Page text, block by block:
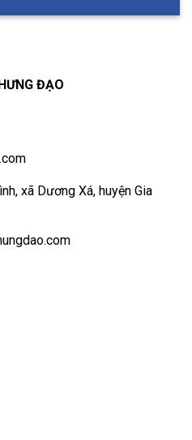
ĐẠO
xã Dương Xá, huyện Gia